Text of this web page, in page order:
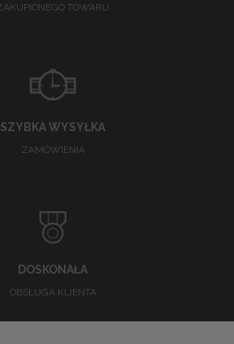
TOWARU
SZYBKA WYSYŁKA
ZAMÓWIENIA
DOSKONAŁA
OBSŁUGA KLIENTA